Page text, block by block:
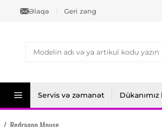
Əlaqə Geri zəng
Servis və zəmanət